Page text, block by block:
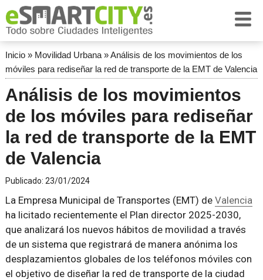
Inicio» Movilidad Urbana»Análisis de los movimientos de los
móviles para rediseñar la red de transporte de la EMT de Valencia
Análisis de los movimientos
de los móviles para rediseñar
la red de transporte de la EMT
de Valencia
Publicado: 23/01/2024
La Empresa Municipal de Transportes (EMT) de Valencia
ha licitado recientemente el Plan director 2025-2030,
que analizará los nuevos hábitos de movilidad a través
de un sistema que registrará de manera anónima los
desplazamientos globales de los teléfonos móviles con
el objetivo de diseñar la red de transporte de la ciudad